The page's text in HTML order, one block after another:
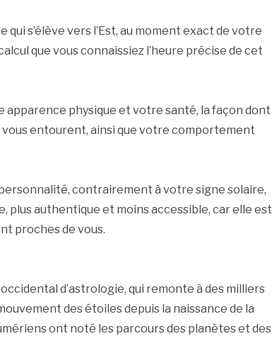
qui s’élève vers l’Est, au moment exact de votre
que vous connaissiez l’heure précise de cet
apparence physique et votre santé, la façon dont
entourent, ainsi que votre comportement
contrairement à votre signe solaire,
plus authentique et moins accessible, car elle est
proches de vous.
d’astrologie, qui remonte à des milliers
des étoiles depuis la naissance de la
ont noté les parcours des planètes et des